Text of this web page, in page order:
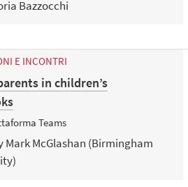
Bazzocchi
E INCONTRI
in children’s
Teams
Mark McGlashan (Birmingham